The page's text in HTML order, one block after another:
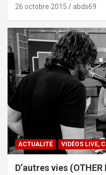
26 octobre 2015 abds69
ACTUALITÉ VIDÉOS LIVE,
D’autres vies